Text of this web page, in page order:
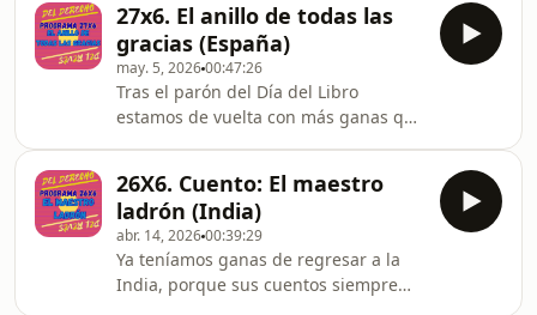
comprarse un burro.Ah, y resolvemos
la adivinanza de hace unas
semanas.Pero, vamos, como
siempre... el programa es un
divertido lío.
27x6. El anillo de todas las
gracias (España)
may. 5, 202600:47:26
Tras el parón del Día del Libro
estamos de vuelta con más ganas que
Seguro que todos querríamos un
anillo igual.No te pierdas las
recomendaciones de libros. Son muy
interesantes.Y no faltarán ninguno de
nuestros amigos: Nati Quismiquis, el
26X6. Cuento: El maestro
ladrón (India)
abr. 14, 202600:39:29
Ya teníamos ganas de regresar a la
India, porque sus cuentos siempre